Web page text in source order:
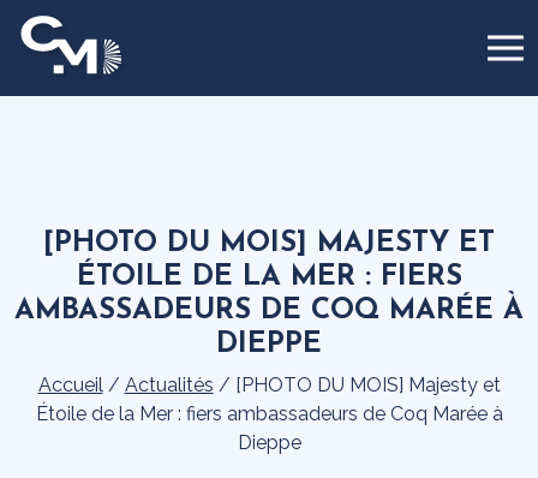
Panneau de gestion des cookies
[PHOTO DU MOIS] MAJESTY ET
ÉTOILE DE LA MER : FIERS
AMBASSADEURS DE COQ MARÉE À
DIEPPE
Accueil/ Actualités / [PHOTO DU MOIS] Majesty et
Étoile de la Mer : fiers ambassadeurs de Coq Marée à
Dieppe